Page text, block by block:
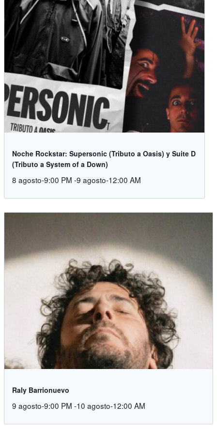
Noche Rockstar: Supersonic (Tributo a Oasis) y Suite D
(Tributo a System of a Down)
8 agosto-9:00 PM -9 agosto-12:00 AM
Raly Barrionuevo
9 agosto-9:00 PM -10 agosto-12:00 AM